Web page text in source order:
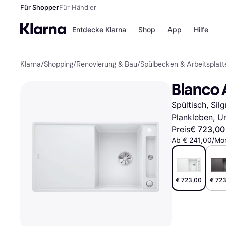
Für ShopperFür Händler
Entdecke Klarna
Zahlungsmethoden
Sofort bezahlen
Bezahle in 3
Teilzahlungen
Bezahle in bis zu 30
Tagen
Ratenzahlung
Shop
Shops
H&M
Temu
Alle Shops
App Hilfe
Klarna/Shopping/Renovierung & Bau/Spülbecken &
Blanco
Spültisch,
Plankleben,
Preis€ 723,00
Ab € 241,00/
€ 723,00 €